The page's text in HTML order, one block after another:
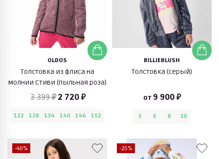
OLDOS
Толстовка из флиса на
молнии Стиви (пыльная роза)
3 399 ₽ 2 720 ₽
122 128 134 140 146 152
BILLIEBLUSH
Толстовка (серый)
от 9 900 ₽
5 6 8 10
-40% -25%